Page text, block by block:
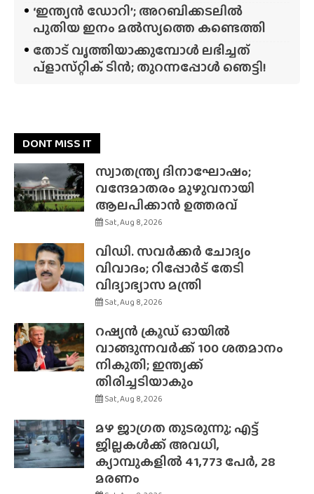
‘ഇന്ത്യൻ ഡോറി’; അറബിക്കടലിൽ
പുതിയ ഇനം മൽസ്യത്തെ കണ്ടെത്തി
തോട് വൃത്തിയാക്കുമ്പോൾ ലഭിച്ചത്
പ്‌ളാസ്‌റ്റിക് ടിൻ; തുറന്നപ്പോൾ ഞെട്ടി!
DONT MISS IT
സ്വാതന്ത്ര്യ ദിനാഘോഷം;
വന്ദേമാതരം മുഴുവനായി
ആലപിക്കാൻ ഉത്തരവ്
Sat, Aug 8, 2026
വിഡി. സവർക്കർ ചോദ്യം
വിവാദം; റിപ്പോർട് തേടി
വിദ്യാഭ്യാസ മന്ത്രി
Sat, Aug 8, 2026
റഷ്യൻ ക്രൂഡ് ഓയിൽ
വാങ്ങുന്നവർക്ക് 100 ശതമാനം
നികുതി; ഇന്ത്യക്ക്
തിരിച്ചടിയാകും
Sat, Aug 8, 2026
മഴ ജാഗ്രത തുടരുന്നു; എട്ട്
ജില്ലകൾക്ക് അവധി,
ക്യാമ്പുകളിൽ 41,773 പേർ, 28
മരണം